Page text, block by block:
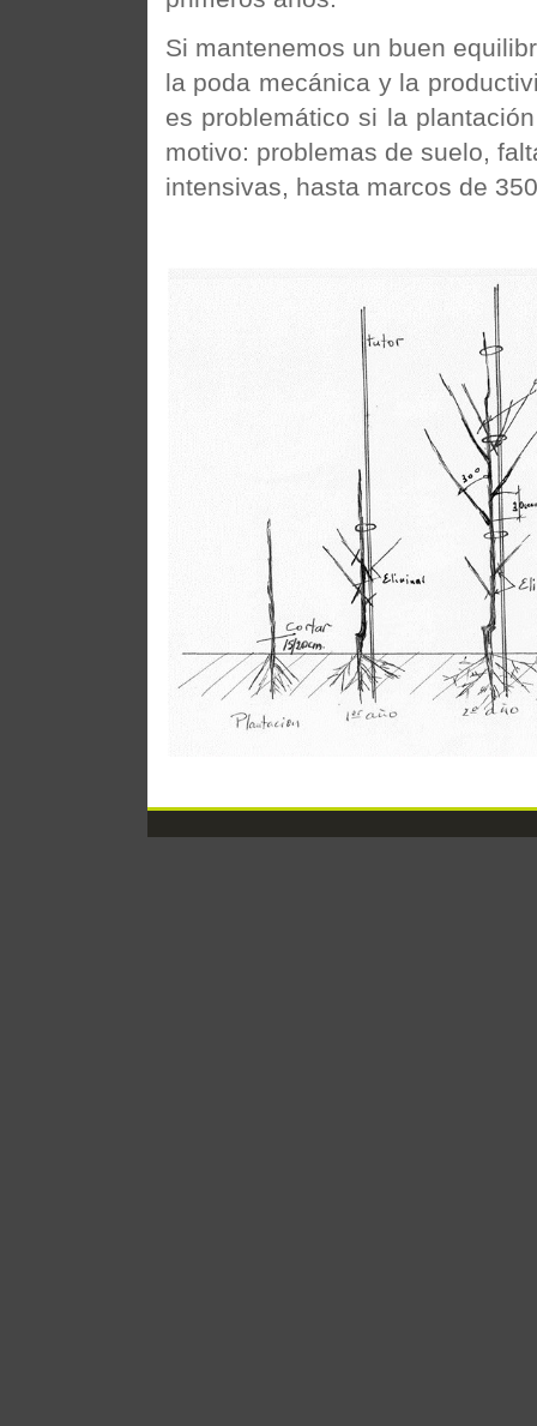
Si mantenemos un buen
la poda mecánica y la
es problemático si la
motivo: problemas de suelo,
intensivas, hasta marcos de